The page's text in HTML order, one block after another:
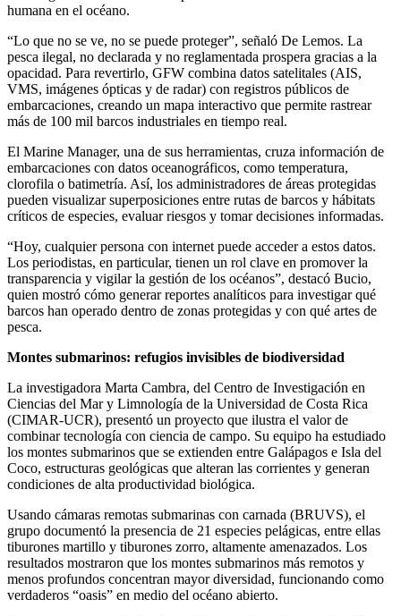
humana en el océano.
“Lo que no se ve, no se puede proteger”, señaló De Lemos. La
pesca ilegal, no declarada y no reglamentada prospera gracias a la
opacidad. Para revertirlo, GFW combina datos satelitales (AIS,
VMS, imágenes ópticas y de radar) con registros públicos de
embarcaciones, creando un mapa interactivo que permite rastrear
más de 100 mil barcos industriales en tiempo real.
El Marine Manager, una de sus herramientas, cruza información de
embarcaciones con datos oceanográficos, como temperatura,
clorofila o batimetría. Así, los administradores de áreas protegidas
pueden visualizar superposiciones entre rutas de barcos y hábitats
críticos de especies, evaluar riesgos y tomar decisiones informadas.
“Hoy, cualquier persona con internet puede acceder a estos datos.
Los periodistas, en particular, tienen un rol clave en promover la
transparencia y vigilar la gestión de los océanos”, destacó Bucio,
quien mostró cómo generar reportes analíticos para investigar qué
barcos han operado dentro de zonas protegidas y con qué artes de
pesca.
Montes submarinos: refugios invisibles de biodiversidad
La investigadora Marta Cambra, del Centro de Investigación en
Ciencias del Mar y Limnología de la Universidad de Costa Rica
(CIMAR-UCR), presentó un proyecto que ilustra el valor de
combinar tecnología con ciencia de campo. Su equipo ha estudiado
los montes submarinos que se extienden entre Galápagos e Isla del
Coco, estructuras geológicas que alteran las corrientes y generan
condiciones de alta productividad biológica.
Usando cámaras remotas submarinas con carnada (BRUVS), el
grupo documentó la presencia de 21 especies pelágicas, entre ellas
tiburones martillo y tiburones zorro, altamente amenazados. Los
resultados mostraron que los montes submarinos más remotos y
menos profundos concentran mayor diversidad, funcionando como
verdaderos “oasis” en medio del océano abierto.